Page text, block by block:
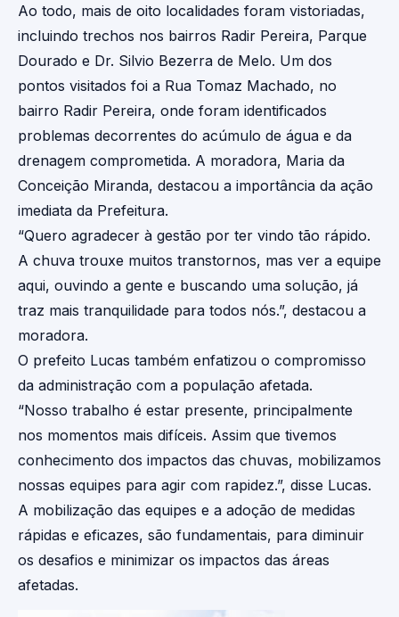
Ao todo, mais de oito localidades foram vistoriadas,
incluindo trechos nos bairros Radir Pereira, Parque
Dourado e Dr. Silvio Bezerra de Melo. Um dos
pontos visitados foi a Rua Tomaz Machado, no
bairro Radir Pereira, onde foram identificados
problemas decorrentes do acúmulo de água e da
drenagem comprometida. A moradora, Maria da
Conceição Miranda, destacou a importância da ação
imediata da Prefeitura.
“Quero agradecer à gestão por ter vindo tão rápido.
A chuva trouxe muitos transtornos, mas ver a equipe
aqui, ouvindo a gente e buscando uma solução, já
traz mais tranquilidade para todos nós.”, destacou a
moradora.
O prefeito Lucas também enfatizou o compromisso
da administração com a população afetada.
“Nosso trabalho é estar presente, principalmente
nos momentos mais difíceis. Assim que tivemos
conhecimento dos impactos das chuvas, mobilizamos
nossas equipes para agir com rapidez.”, disse Lucas.
A mobilização das equipes e a adoção de medidas
rápidas e eficazes, são fundamentais, para diminuir
os desafios e minimizar os impactos das áreas
afetadas.